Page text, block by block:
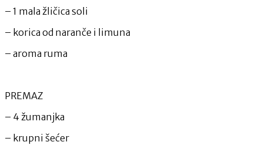
– 1 mala žličica soli
– korica od naranče i limuna
– aroma ruma
PREMAZ
– 4 žumanjka
– krupni šećer